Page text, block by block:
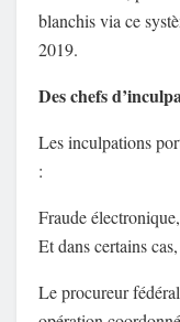
blanchis via ce
2019.
Des chefs
Les inculpations
:
Fraude
Et dans certains
Le procureur